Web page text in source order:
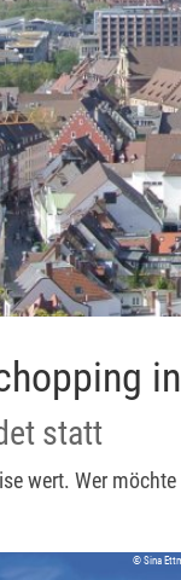
statt
wert. Wer
© Sina